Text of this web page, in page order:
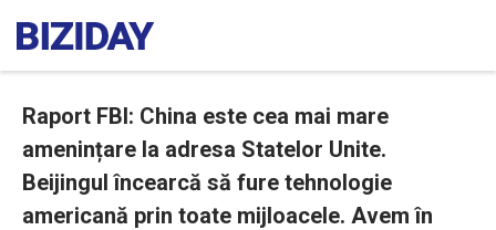
Raport FBI: China este cea mai mare
amenințare la adresa Statelor Unite.
Beijingul încearcă să fure tehnologie
americană prin toate mijloacele. Avem în